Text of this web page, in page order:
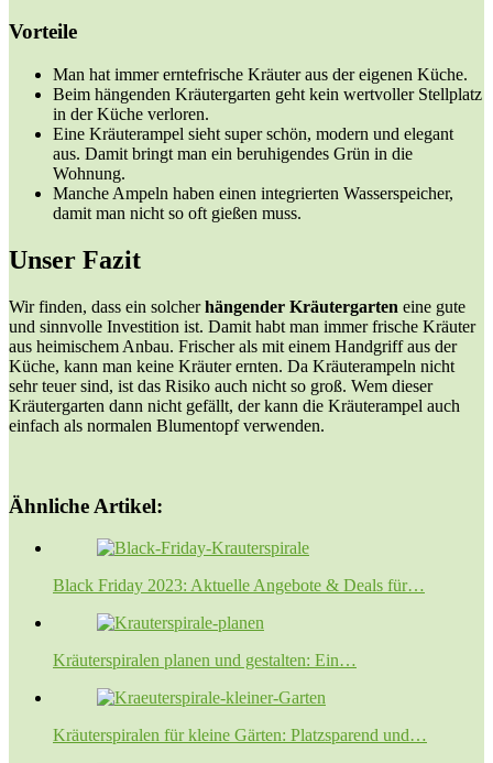
Vorteile
Man hat immer erntefrische Kräuter aus der eigenen Küche.
Beim hängenden Kräutergarten geht kein wertvoller Stellplatz
in der Küche verloren.
Eine Kräuterampel sieht super schön, modern und elegant
aus. Damit bringt man ein beruhigendes Grün in die
Wohnung.
Manche Ampeln haben einen integrierten Wasserspeicher,
damit man nicht so oft gießen muss.
Unser Fazit
Wir finden, dass ein solcherhängender Kräutergarten eine gute
und sinnvolle Investition ist. Damit habt man immer frische Kräuter
aus heimischem Anbau. Frischer als mit einem Handgriff aus der
Küche, kann man keine Kräuter ernten. Da Kräuterampeln nicht
sehr teuer sind, ist das Risiko auch nicht so groß. Wem dieser
Kräutergarten dann nicht gefällt, der kann die Kräuterampel auch
einfach als normalen Blumentopf verwenden.
Ähnliche Artikel:
Black Friday 2023: Aktuelle Angebote & Deals für…
Kräuterspiralen planen und gestalten: Ein…
Kräuterspiralen für kleine Gärten: Platzsparend und…